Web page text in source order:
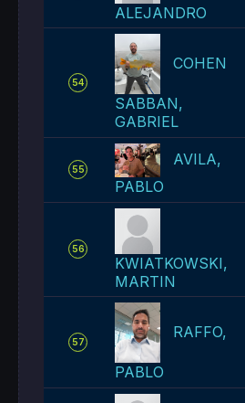
ALEJANDRO
54
COHEN
SABBAN,
GABRIEL
55
AVILA,
PABLO
56
KWIATKOWSKI,
MARTIN
57
RAFFO,
PABLO